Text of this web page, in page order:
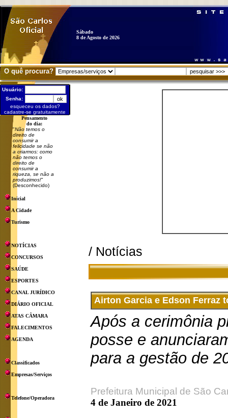
Sábado
8 de Agosto de 2026
O quê procura?
Usuário:
Senha:
esqueceu os dados?
cadastre-se gratuitamente
Pensamento
do dia:
"Não temos o
direito de
consumir a
felicidade se não
a criarmos: como
não temos o
direito de
consumir a
riqueza, se não a
produzimos!"
(Desconhecido)
Inicial
A Cidade
Turismo
NOTÍCIAS
CONCURSOS
SAÚDE
ESPORTES
CANAL JURÍDICO
DIÁRIO OFICIAL
ATAS CÂMARA
FALECIMENTOS
AGENDA
Classificados
Empresas/Serviços
Telefone/Operadora
/ Notícias
Airton Garcia e Edson Ferraz
Após a cerimônia
posse e
para a gestão de
Prefeitura Municipal de São
4 de Janeiro de 2021